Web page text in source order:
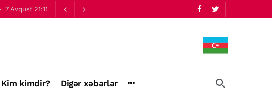
Kim kimdir? Digər xəbərlər